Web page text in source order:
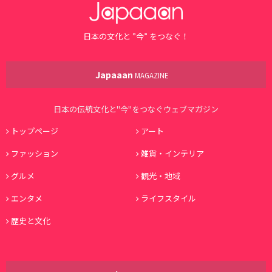
日本の文化と ”今” をつなぐ！
Japaaan MAGAZINE
日本の伝統文化と"今"をつなぐウェブマガジン
トップページ
アート
ファッション
雑貨・インテリア
グルメ
観光・地域
エンタメ
ライフスタイル
歴史と文化